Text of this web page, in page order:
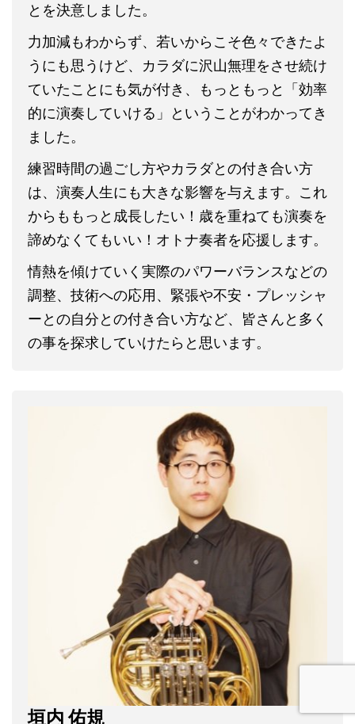
とを決意しました。
力加減もわからず、若いからこそ色々できたよ
うにも思うけど、カラダに沢山無理をさせ続け
ていたことにも気が付き、もっともっと「効率
的に演奏していける」ということがわかってき
ました。
練習時間の過ごし方やカラダとの付き合い方
は、演奏人生にも大きな影響を与えます。これ
からももっと成長したい！歳を重ねても演奏を
諦めなくてもいい！オトナ奏者を応援します。
情熱を傾けていく実際のパワーバランスなどの
調整、技術への応用、緊張や不安・プレッシャ
ーとの自分との付き合い方など、皆さんと多く
の事を探求していけたらと思います。
垣内 佑規